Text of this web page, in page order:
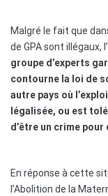
Malgré le fait que
de GPA sont illégaux,
groupe d’experts
contourne la loi de
autre pays où
légalisée, ou est
d’être un crime
En réponse à cette
l’Abolition de la